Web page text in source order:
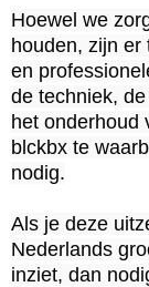
Hoewel we
houden, zijn er
en
de techniek,
het onderhoud
blckbx te
nodig.
Als je deze
Nederlands
inziet, dan